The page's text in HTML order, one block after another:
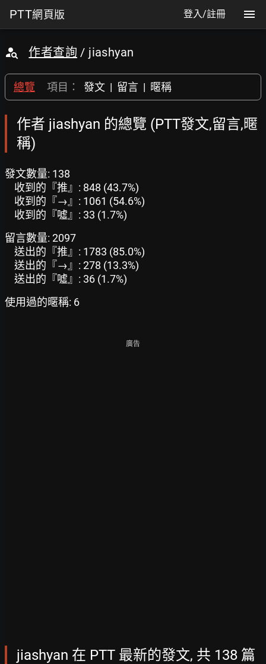
PTT網頁版 登入/註冊
作者查詢 / jiashyan
總覽 項目： 發文 | 留言 | 暱稱
作者 jiashyan 的總覽 (PTT發文,留言,暱
稱)
發文數量: 138
收到的『推』: 848 (43.7%)
收到的『→』: 1061 (54.6%)
收到的『噓』: 33 (1.7%)
留言數量: 2097
送出的『推』: 1783 (85.0%)
送出的『→』: 278 (13.3%)
送出的『噓』: 36 (1.7%)
使用過的暱稱: 6
廣告
jiashyan 在 PTT 最新的發文, 共 138 篇